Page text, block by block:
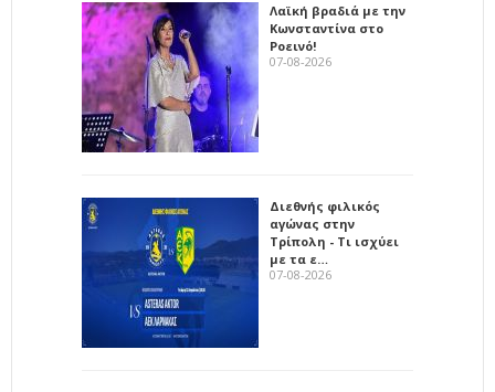
Λαϊκή βραδιά με την
Κωνσταντίνα στο
Ροεινό!
07-08-2026
Διεθνής φιλικός
αγώνας στην
Τρίπολη - Τι ισχύει
με τα ε…
07-08-2026